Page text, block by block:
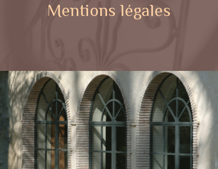
Mentions légales